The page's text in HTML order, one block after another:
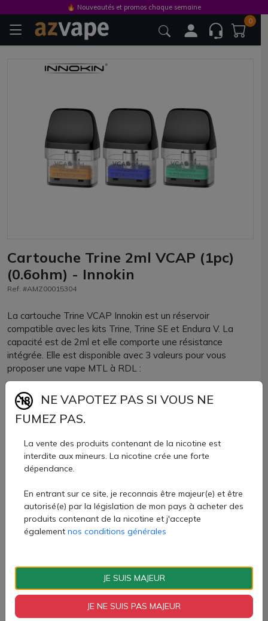
0
Cartouche Trine 2ml VCAP (1pc)
(0.6ohm) - Innokin
Ref: #AMZ00015304
La cartouche Trine VCAP Innokin est un réservoir
compatible avec les kits Trine, Trine SE et Endura V. La
capacité est de 2ml et elle comporte une résistance
intégrée. Elle est disponible avec 3 valeurs pour vous
proposer une vape MTL à RDL :
Cartouche Trine en 0.6 ohm : parfaite pour une vape RDL.
À utiliser entre 20 et 22W avec un e-liquide en 50PG/50VG.
assez aérienne. À utiliser entre 12 et 14W avec un e-
liquide en 70PG/30VG.
Cartouche Trine en 1.2 ohm : idéale pour une vape MTL
70PG/30VG.
Le remplissage est top fill. Enlevez l'embout de la
Cartouche Trine 2ml Innokin vendue à l'unité.
3,20 €
🔥 Nouveautés et promos chaque semaine
NE VAPOTEZ PAS SI VOUS NE
FUMEZ PAS.
La vente des produits contenant de la nicotine est
interdite aux mineurs. La nicotine crée une forte
dépendance.
En entrant sur ce site, je reconnais être majeur(e) et être
autorisé(e) par la législation de mon pays à acheter des
produits contenant de la nicotine et j'accepte
également nos conditions générales
JE SUIS MAJEUR
JE NE SUIS PAS MAJEUR